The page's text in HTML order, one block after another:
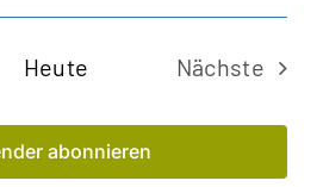
Heute
Nächste
abonnieren